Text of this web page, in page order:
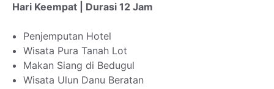
Hari Keempat | Durasi 12 Jam
Penjemputan Hotel
Wisata Pura Tanah Lot
Makan Siang di Bedugul
Wisata Ulun Danu Beratan